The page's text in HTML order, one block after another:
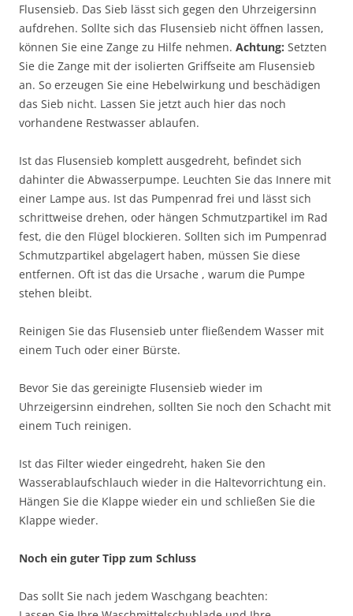
Flusensieb. Das Sieb lässt sich gegen den Uhrzeigersinn
aufdrehen. Sollte sich das Flusensieb nicht öffnen lassen,
können Sie eine Zange zu Hilfe nehmen. Achtung: Setzten
Sie die Zange mit der isolierten Griffseite am Flusensieb
an. So erzeugen Sie eine Hebelwirkung und beschädigen
das Sieb nicht. Lassen Sie jetzt auch hier das noch
vorhandene Restwasser ablaufen.
Ist das Flusensieb komplett ausgedreht, befindet sich
dahinter die Abwasserpumpe. Leuchten Sie das Innere mit
einer Lampe aus. Ist das Pumpenrad frei und lässt sich
schrittweise drehen, oder hängen Schmutzpartikel im Rad
fest, die den Flügel blockieren. Sollten sich im Pumpenrad
Schmutzpartikel abgelagert haben, müssen Sie diese
entfernen. Oft ist das die Ursache , warum die Pumpe
stehen bleibt.
Reinigen Sie das Flusensieb unter fließendem Wasser mit
einem Tuch oder einer Bürste.
Bevor Sie das gereinigte Flusensieb wieder im
Uhrzeigersinn eindrehen, sollten Sie noch den Schacht mit
einem Tuch reinigen.
Ist das Filter wieder eingedreht, haken Sie den
Wasserablaufschlauch wieder in die Haltevorrichtung ein.
Hängen Sie die Klappe wieder ein und schließen Sie die
Klappe wieder.
Noch ein guter Tipp zum Schluss
Das sollt Sie nach jedem Waschgang beachten: